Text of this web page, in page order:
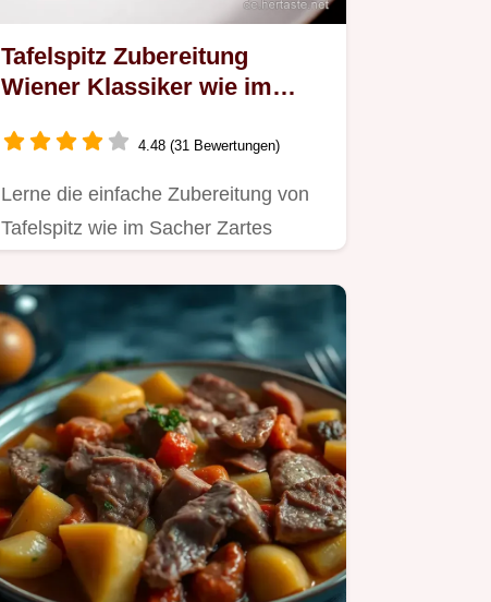
Tafelspitz Zubereitung
Wiener Klassiker wie im
4.48 (31 Bewertungen)
Lerne die einfache Zubereitung von
Tafelspitz wie im Sacher Zartes